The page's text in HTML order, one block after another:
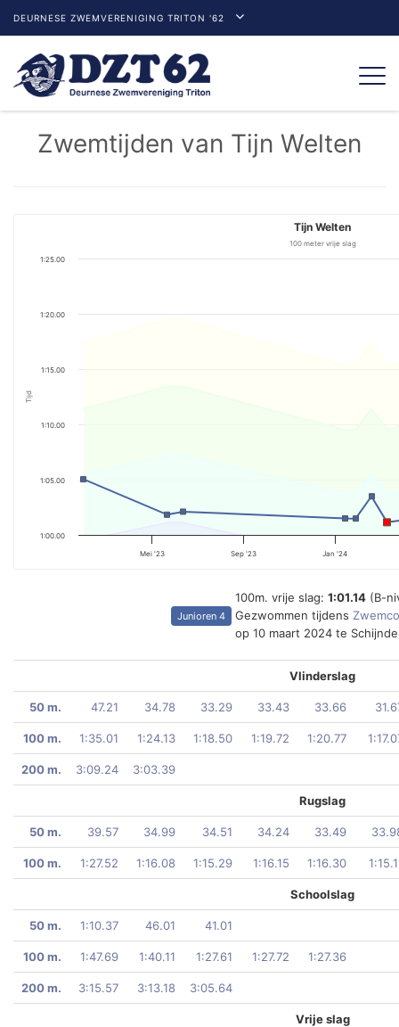
DEURNESE ZWEMVERENIGING TRITON '62
Zwemtijden van Tijn Welten
Tijd
Tijn Welten
100 meter vrije slag
Mei '23 Sep '23 Jan '24
1:00.00
1:05.00
1:10.00
1:15.00
1:20.00
1:25.00
Junioren 4
100m. vrije slag: 1:01.14 (B-
Gezwommen tijdens
op 10 maart 2024 te
Vlinderslag
50 m. 47.21 34.78 33.29 33.43 33.66
100 m. 1:35.01 1:24.13 1:18.50 1:19.72 1:20.77
200 m. 3:09.24 3:03.39
Rugslag
50 m. 39.57 34.99 34.51 34.24 33.49
100 m. 1:27.52 1:16.08 1:15.29 1:16.15 1:16.30
Schoolslag
50 m. 1:10.37 46.01 41.01
100 m. 1:47.69 1:40.11 1:27.61 1:27.72 1:27.36
200 m. 3:15.57 3:13.18 3:05.64
Vrije slag